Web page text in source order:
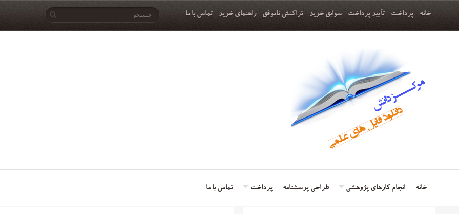
خانه پرداخت تأیید پرداخت سوابق خرید تراکنش ناموفق راهنمای خرید تماس با ما
خانه انجام کارهای پژوهشی طراحی پرسشنامه پرداخت تماس با ما